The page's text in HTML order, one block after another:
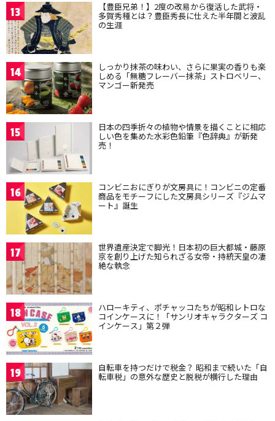
13 【豊臣兄弟！】2度の改易から復活した武将・
多賀秀種とは？豊臣秀長に仕えた半年間と波乱
の生涯
14 しっかり抹茶の味わい、さらに果実の香りも楽
しめる「無糖フレーバー抹茶」ストロベリー、
マンゴー新発売
15 日本の四季折々の植物や情景を描くことに相応
しい色を集めた水彩色鉛筆『色辞典』が新発
売！
16 コンビニおにぎりが文房具に！コンビニの定番
商品をモチーフにした文房具シリーズ『ジムマ
ート』誕生
17 世界遺産決定で脚光！日本初の巨大都城・藤原
京を創り上げた知られざる女帝・持統天皇の凄
絶な執念
18 ハローキティ、ポチャッコたちが昭和レトロな
コインケースに！「サンリオキャラクターズ コ
インケース」第２弾
19 自転車を持つだけで税金？ 昭和まで続いた「自
転車税」の意外な歴史と脱税が横行した理由